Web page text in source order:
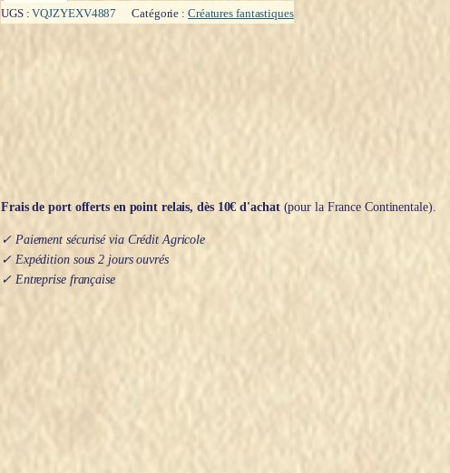
des
dragons
UGS :VQJZYEXV4887 Catégorie : Créatures fantastiques
Frais de port offerts en point relais, dès 10€ d'achat(pour la France Continentale).
✓ Paiement sécurisé via Crédit Agricole
✓ Expédition sous 2 jours ouvrés
✓ Entreprise française